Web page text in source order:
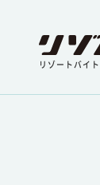
リゾートバイ